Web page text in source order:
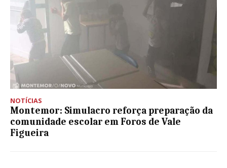
NOTÍCIAS
Montemor: Simulacro reforça preparação da
comunidade escolar em Foros de Vale
Figueira